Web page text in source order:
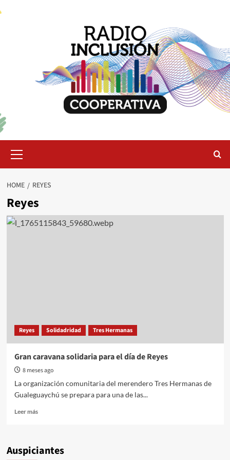
Menu
HOME REYES
Reyes
Reyes Solidadridad Tres Hermanas
Gran caravana solidaria para el día de Reyes
8 meses ago
La organización comunitaria del merendero Tres Hermanas de
Gualeguaychú se prepara para una de las...
Leer másRead
caravana
Auspiciantes